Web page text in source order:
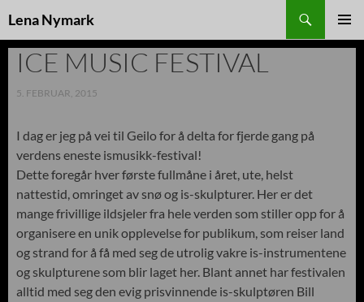
Lena Nymark
TIL
INNHOLD
ICE MUSIC FESTIVAL
5. FEBRUAR, 2015
I dag er jeg på vei til Geilo for å delta for fjerde gang på
verdens eneste ismusikk-festival!
Dette foregår hver første fullmåne i året, ute, helst
nattestid, omringet av snø og is-skulpturer. Her er det
mange frivillige ildsjeler fra hele verden som stiller opp for å
organisere en unik opplevelse for publikum, som reiser land
og strand for å få med seg de utrolig vakre is-instrumentene
og skulpturene som blir laget her. Blant annet har festivalen
alltid med seg den evig prisvinnende is-skulptøren Bill